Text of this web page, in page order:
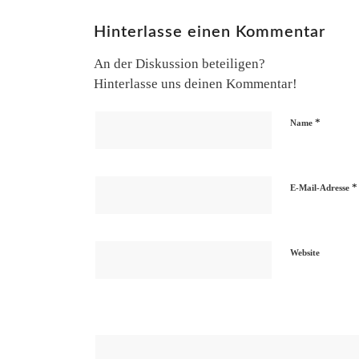
Hinterlasse einen Kommentar
An der Diskussion beteiligen?
Hinterlasse uns deinen Kommentar!
Name*
E-Mail-Adresse*
Website